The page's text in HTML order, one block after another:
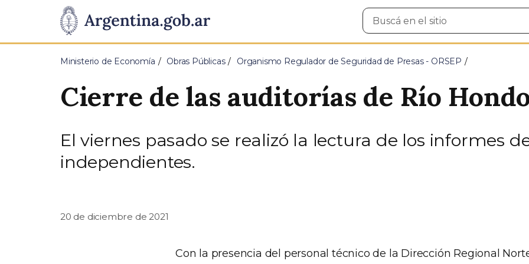
Presidencia
de
Pasar al contenido principal
Buscar
en
Ministerio de Economía Obras Públicas Organismo Regulador de Seguridad de Presas - ORSEP
Cierre de las auditorías de Río
El viernes pasado se realizó la lectura de los informes
independientes.
20 de diciembre de 2021
Con la presencia del personal técnico de la Dirección Regional